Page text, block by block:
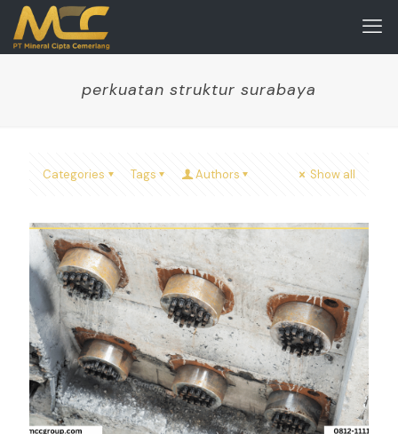
perkuatan struktur surabaya
Categories Tags Authors Show all